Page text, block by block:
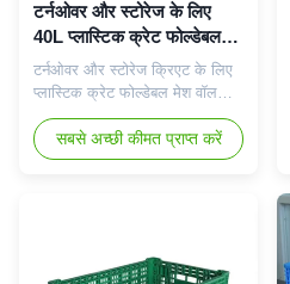
टर्नओवर और स्टोरेज के लिए
40L प्लास्टिक क्रेट फोल्डेबल
मेश वॉल
टर्नओवर और स्टोरेज क्रिएट के लिए
प्लास्टिक क्रेट फोल्डेबल मेश वॉल
पोर्टेबल बंधनेवाला घर खरीदारी भंडारण
फल प्लास्टिक टोकरा होल हैंडल के
साथ उत्पाद वर्णन: यदि आपके पास
लिए ...
सबसे अच्छी कीमत प्राप्त करें